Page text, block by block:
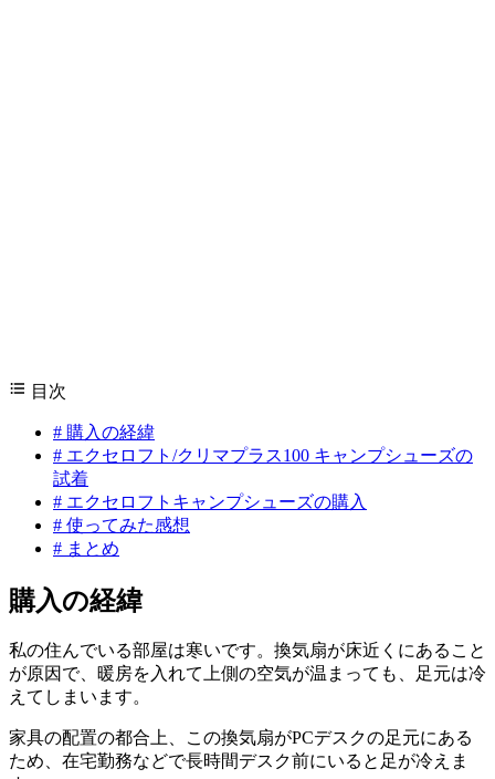
目次
# 購入の経緯
# エクセロフト/クリマプラス100 キャンプシューズの
試着
# エクセロフトキャンプシューズの購入
# 使ってみた感想
# まとめ
購入の経緯
私の住んでいる部屋は寒いです。換気扇が床近くにあること
が原因で、暖房を入れて上側の空気が温まっても、足元は冷
えてしまいます。
家具の配置の都合上、この換気扇がPCデスクの足元にある
ため、在宅勤務などで長時間デスク前にいると足が冷えま